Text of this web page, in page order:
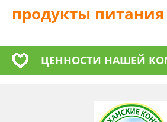
продукты питания
ЦЕННОСТИ НАШЕЙ